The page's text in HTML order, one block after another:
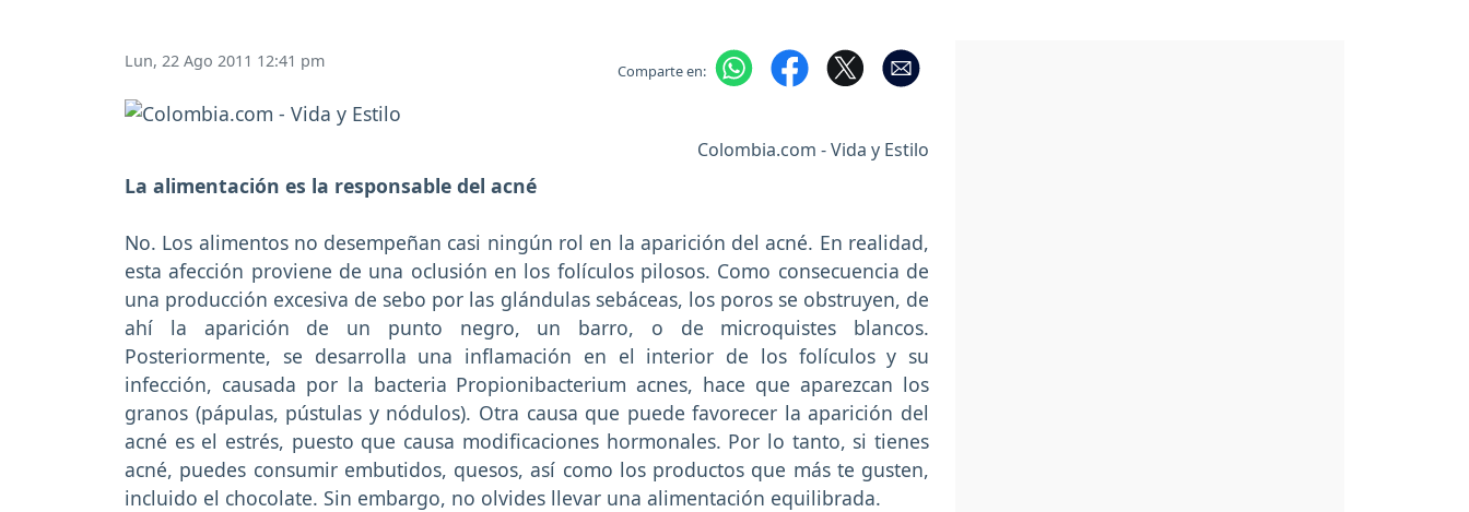
Lun, 22 Ago 2011 12:41 pm Comparte en:
Colombia.com - Vida y Estilo
La alimentación es la responsable del acné
No. Los alimentos no desempeñan casi ningún rol en la aparición del acné. En realidad,
esta afección proviene de una oclusión en los folículos pilosos. Como consecuencia de
una producción excesiva de sebo por las glándulas sebáceas, los poros se obstruyen, de
ahí la aparición de un punto negro, un barro, o de microquistes blancos.
Posteriormente, se desarrolla una inflamación en el interior de los folículos y su
infección, causada por la bacteria Propionibacterium acnes, hace que aparezcan los
granos (pápulas, pústulas y nódulos). Otra causa que puede favorecer la aparición del
acné es el estrés, puesto que causa modificaciones hormonales. Por lo tanto, si tienes
acné, puedes consumir embutidos, quesos, así como los productos que más te gusten,
incluido el chocolate. Sin embargo, no olvides llevar una alimentación equilibrada.